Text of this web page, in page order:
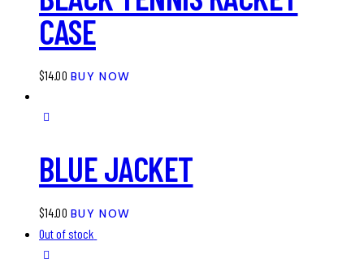
CASE
$14.00 BUY NOW
BLUE JACKET
$14.00 BUY NOW
Out of stock